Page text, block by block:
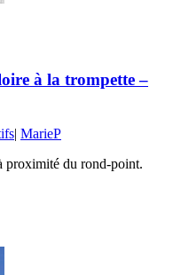
à la trompette –
| MarieP
proximité du rond-point.